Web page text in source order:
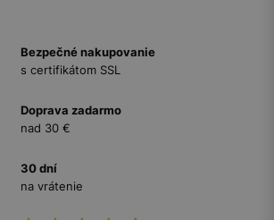
Bezpečné nakupovanie
s certifikátom SSL
Doprava zadarmo
nad 30 €
30 dní
na vrátenie